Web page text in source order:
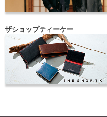
ザショップティーケー